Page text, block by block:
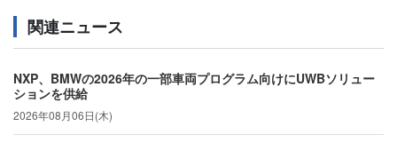
関連ニュース
NXP、BMWの2026年の一部車両プログラム向けにUWBソリュー
ションを供給
2026年08月06日(木)